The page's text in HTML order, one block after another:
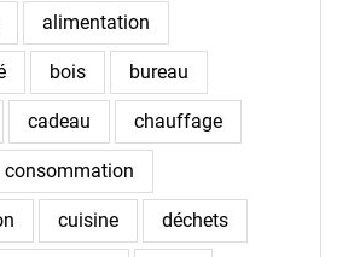
alimentation
bois bureau
cadeau chauffage
consommation
cuisine déchets